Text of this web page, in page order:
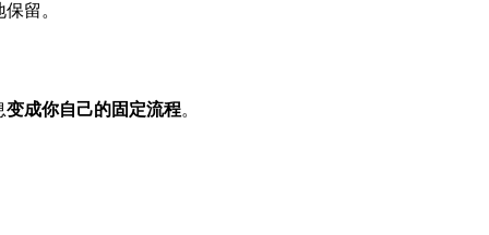
留。
变成你自己的固定流程。